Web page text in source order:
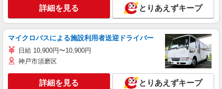
詳細を見る とりあえずキープ
マイクロバスによる施設利用者送迎ドライバー
日給 10,900円〜10,900円
神戸市須磨区
詳細を見る とりあえずキープ